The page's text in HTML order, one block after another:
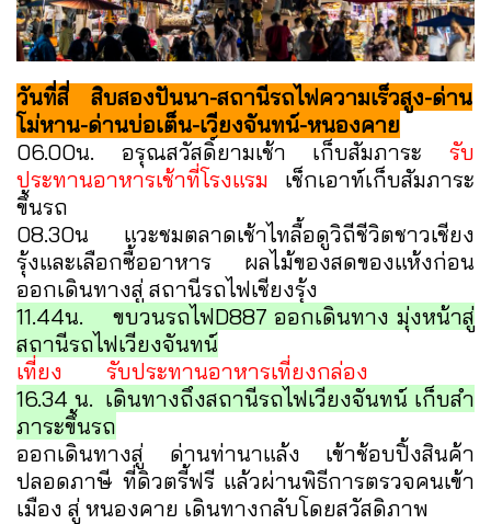
วันที่สี่ สิบสองปันนา-สถานีรถไฟความเร็วสูง-ด่าน
โม่หาน-ด่านบ่อเต็น-เวียงจันทน์-หนองคาย
06.00น. อรุณสวัสดิ์ยามเช้า เก็บสัมภาระ รับ
ประทานอาหารเช้าที่โรงแรม
เช็กเอาท์เก็บสัมภาระ
ขึ้นรถ
08.30น แวะชมตลาดเช้าไทลื้อดูวิถีชีวิตชาวเชียง
รุ้งและเลือกซื้ออาหาร ผลไม้ของสดของแห้งก่อน
ออกเดินทางสู่ สถานีรถไฟเชียงรุ้ง
11.44น. ขบวนรถไฟD887 ออกเดินทาง มุ่งหน้าสู่
สถานีรถไฟเวียงจันทน์
เที่ยง รับประทานอาหารเที่ยงกล่อง
16.34 น. เดินทางถึงสถานีรถไฟเวียงจันทน์ เก็บสำ
ภาระขึ้นรถ
ออกเดินทางสู่ ด่านท่านาแล้ง เข้าช้อบปิ้งสินค้า
ปลอดภาษี ที่ดิวตรี้ฟรี แล้วผ่านพิธีการตรวจคนเข้า
เมือง สู่ หนองคาย เดินทางกลับโดยสวัสดิภาพ